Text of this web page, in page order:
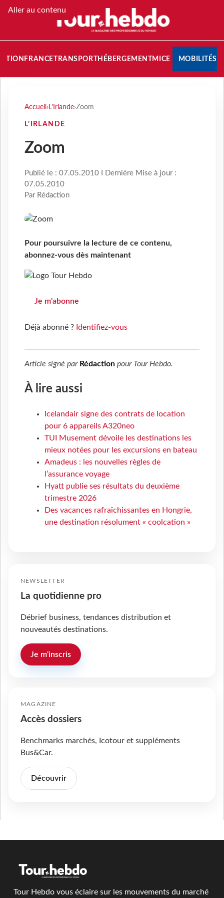
Aller au contenu
FRANCETRANSPORT HÉBERGEMENTMICE MOBILITÉS
Accueil › L’Irlande›Zoom
L’IRLANDE
Zoom
Publié le : 07.05.2010 I Dernière Mise à jour :
07.05.2010
Par Rédaction
Pour poursuivre la lecture de ce contenu,
abonnez-vous dès maintenant
Je m'abonne
Déjà abonné ? Identifiez-vous
Article signé par Rédaction pour Tour Hebdo.
À lire aussi
Icelandair signe des contrats de location
pour 6 appareils A320neo
TUI Musement dévoile les destinations les
mieux notées pour les excursions en bateau
Amadeus : les nouvelles règles de
l’assurance voyage
Hyatt publie ses résultats du deuxième
trimestre 2026
Des vacances rafraîchissantes en Hongrie,
une destination résolument « coolcation »
NEWSLETTER
La quotidienne pro
Débrief business, tendances distribution et
nouveautés destinations.
Je m'inscris
MAGAZINE
Accès dossiers
Benchmarks marchés, Icotour et suppléments
Bus&Car.
Découvrir
Tour Hebdo vous éclaire sur les mouvements du marché